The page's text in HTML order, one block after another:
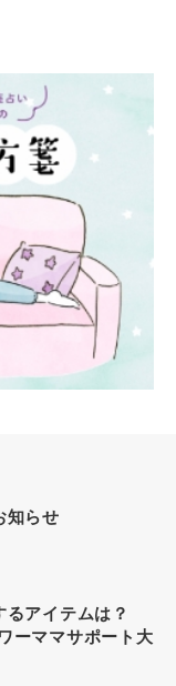
知らせ
アイテムは？
ーママサポート大